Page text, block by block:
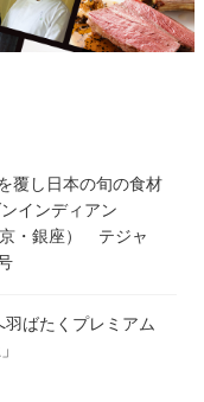
覆し日本の旬の食材
ンインディアン
・銀座） テジャ
ばたくプレミアム